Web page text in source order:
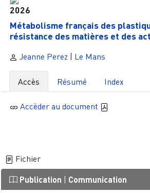
2026
Métabolisme français des
résistance des matières et des
Jeanne Perez | Le Mans
Accès Résumé Index
Accèder au document
Fichier
Publication | Communication